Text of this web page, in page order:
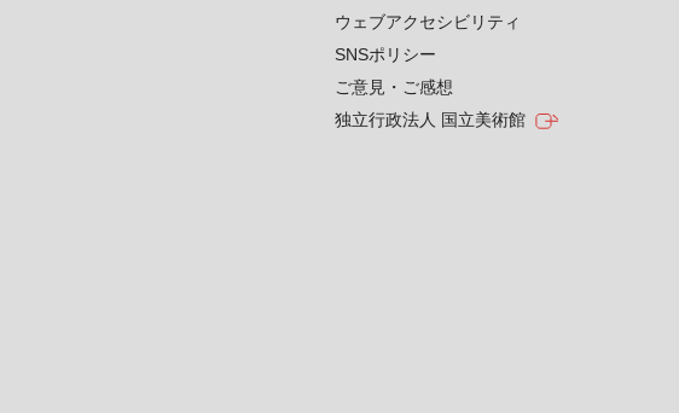
ウェブアクセシビリティ
SNSポリシー
ご意見・ご感想
独立行政法人 国立美術館